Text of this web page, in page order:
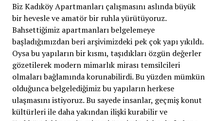
Biz Kadıköy Apartmanları çalışmasını aslında büyük
bir hevesle ve amatör bir ruhla yürütüyoruz.
Bahsettiğimiz apartmanları belgelemeye
başladığımızdan beri arşivimizdeki pek çok yapı yıkıldı.
Oysa bu yapıların bir kısmı, taşıdıkları özgün değerler
gözetilerek modern mimarlık mirası temsilcileri
olmaları bağlamında korunabilirdi. Bu yüzden mümkün
olduğunca belgelediğimiz bu yapıların herkese
ulaşmasını istiyoruz. Bu sayede insanlar, geçmiş konut
kültürleri ile daha yakından ilişki kurabilir ve